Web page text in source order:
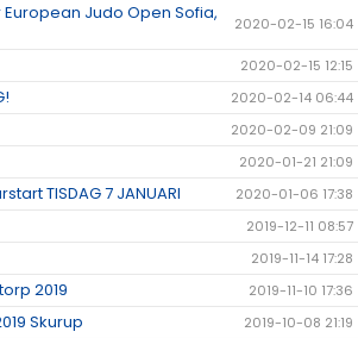
Judo Open Sofia,
2020-02-15 16:04
2020-02-15 12:15
2020-02-14 06:44
2020-02-09 21:09
2020-01-21 21:09
TISDAG 7 JANUARI 2020-01-06 17:38
2019-12-11 08:57
2019-11-14 17:28
2019 2019-11-10 17:36
Skurup 2019-10-08 21:19